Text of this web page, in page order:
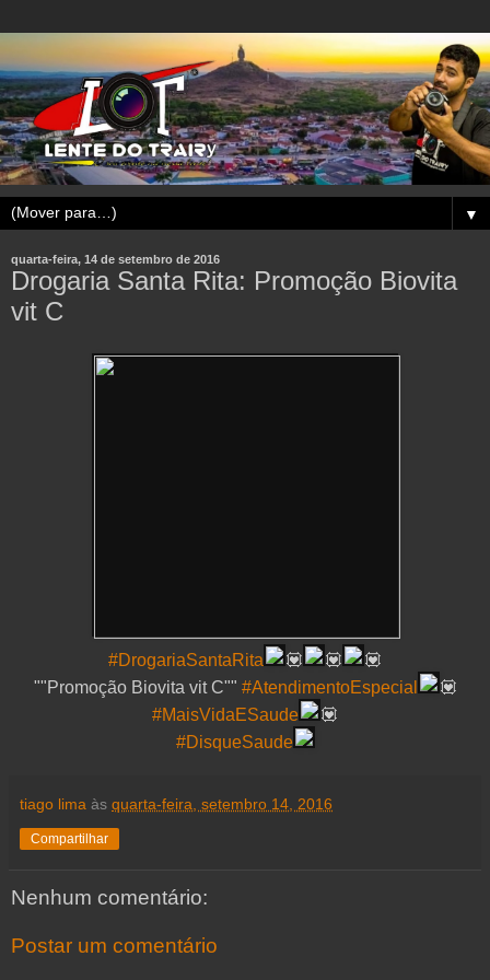
▼
quarta-feira, 14 de setembro de 2016
Drogaria Santa Rita: Promoção Biovita
vit C
#DrogariaSantaRita 💟 💟
💟
""Promoção Biovita vit C"" #AtendimentoEspecial
💟
#MaisVidaESaude
💟
#DisqueSaude
tiago lima às quarta-feira, setembro 14, 2016
Compartilhar
Nenhum comentário:
Postar um comentário